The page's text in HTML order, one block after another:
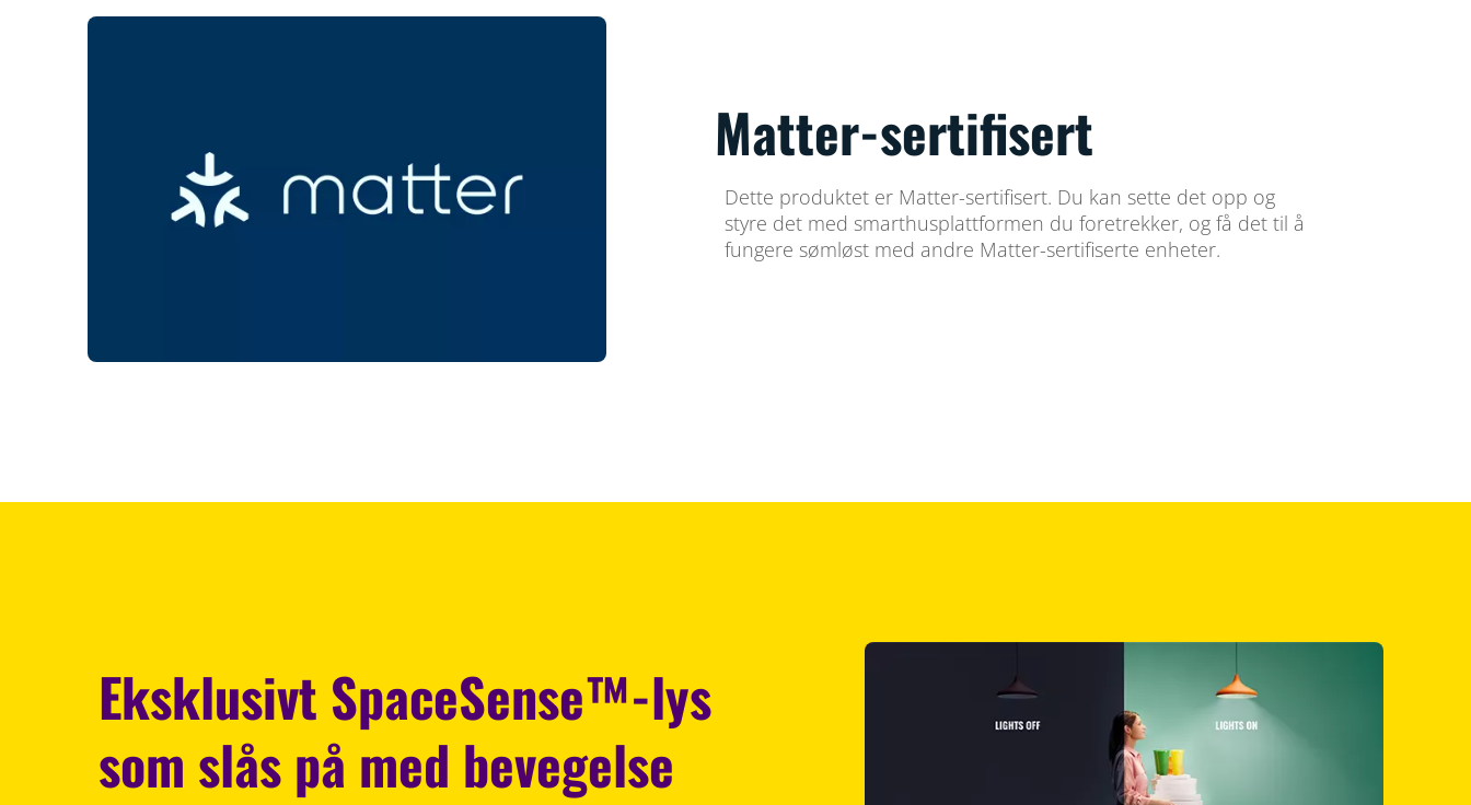
Matter-sertifisert
Dette produktet er Matter-sertifisert. Du kan sette det opp og
styre det med smarthusplattformen du foretrekker, og få det til å
fungere sømløst med andre Matter-sertifiserte enheter.
Eksklusivt SpaceSense™-lys
som slås på med bevegelse